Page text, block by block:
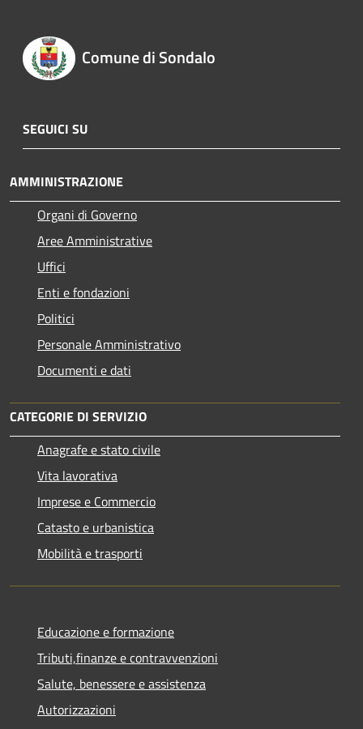
Comune di Sondalo
SEGUICI SU
AMMINISTRAZIONE
Organi di Governo
Aree Amministrative
Uffici
Enti e fondazioni
Politici
Personale Amministrativo
Documenti e dati
CATEGORIE DI SERVIZIO
Anagrafe e stato civile
Vita lavorativa
Imprese e Commercio
Catasto e urbanistica
Mobilità e trasporti
Educazione e formazione
Tributi,finanze e contravvenzioni
Salute, benessere e assistenza
Autorizzazioni